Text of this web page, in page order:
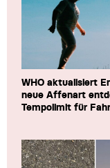
WHO aktualisiert
neue Affenart
Tempolimit für